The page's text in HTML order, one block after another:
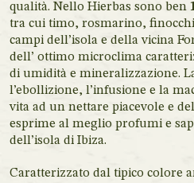
qualità. Nello Hierbas sono ben
tra cui timo, rosmarino,
campi dell’isola e della vicina
dell’ ottimo microclima
di umidità e mineralizzazione.
l’ebollizione, l’infusione e la
vita ad un nettare piacevole e
esprime al meglio profumi e
dell’isola di Ibiza.
Caratterizzato dal tipico colore